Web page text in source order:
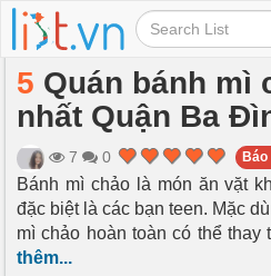
5 Quán bánh mì
nhất Quận Ba
7 0 Báo
Bánh mì chảo là món ăn vặt
đặc biệt là các bạn teen. Mặc
mì chảo hoàn toàn có thể thay
thêm...